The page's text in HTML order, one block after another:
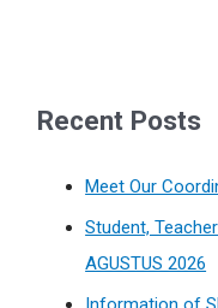
Recent Posts
Meet Our
Student,
AGUSTUS 2026